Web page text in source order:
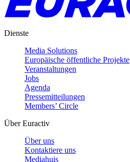
Dienste
Media Solutions
Europäische öffentliche Projekte
Veranstaltungen
Jobs
Agenda
Pressemitteilungen
Members’ Circle
Über Euractiv
Über uns
Kontaktiere uns
Mediahuis